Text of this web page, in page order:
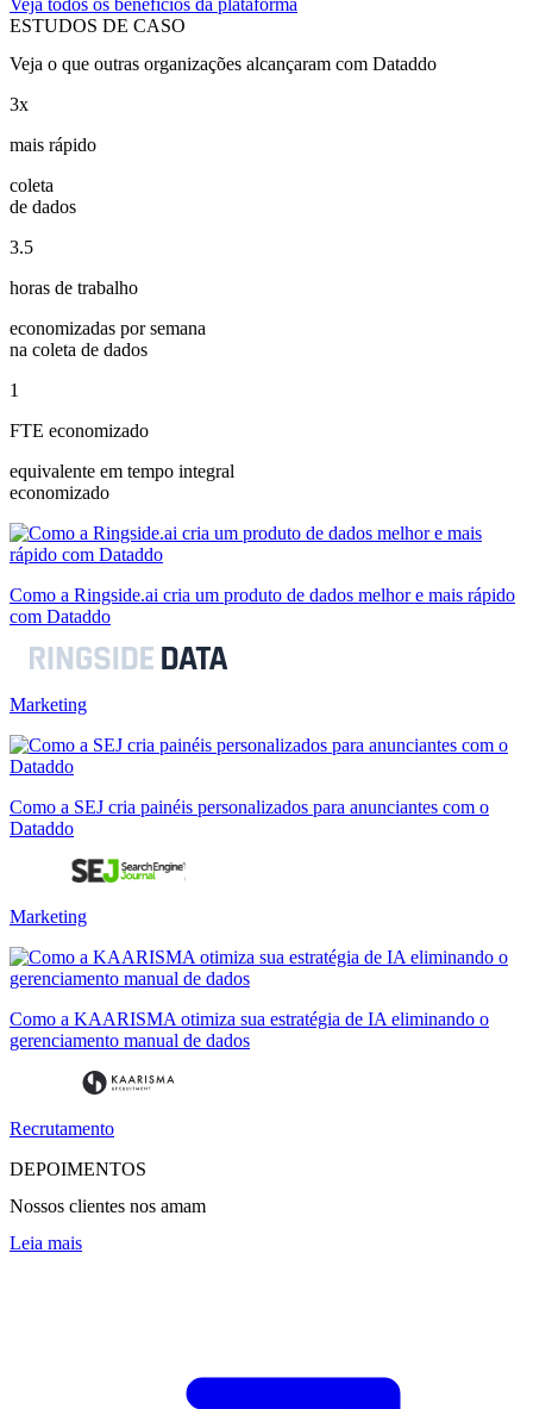
Veja todos os benefícios da plataforma
ESTUDOS DE CASO
Veja o que outras organizações alcançaram com Dataddo
3x
mais rápido
coleta
de dados
3.5
horas de trabalho
economizadas por semana
na coleta de dados
1
FTE economizado
equivalente em tempo integral
economizado
Como a Ringside.ai cria um produto de dados melhor e mais rápido
com Dataddo
Marketing
Como a SEJ cria painéis personalizados para anunciantes com o
Dataddo
Marketing
Como a KAARISMA otimiza sua estratégia de IA eliminando o
gerenciamento manual de dados
Recrutamento
DEPOIMENTOS
Nossos clientes nos amam
Leia mais